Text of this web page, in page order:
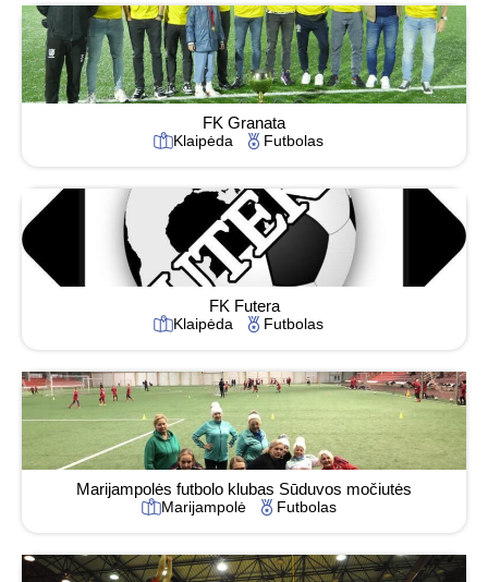
FK Granata
Klaipėda Futbolas
FK Futera
Klaipėda Futbolas
Marijampolės futbolo klubas Sūduvos močiutės
Marijampolė Futbolas